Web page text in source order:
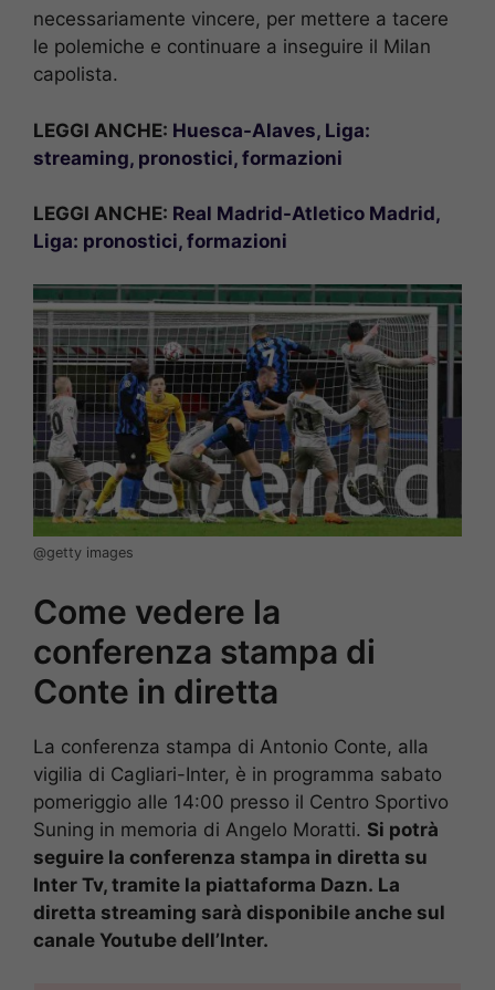
necessariamente vincere, per mettere a tacere
le polemiche e continuare a inseguire il Milan
capolista.
LEGGI ANCHE: Huesca-Alaves, Liga:
streaming, pronostici, formazioni
LEGGI ANCHE: Real Madrid-Atletico Madrid,
Liga: pronostici, formazioni
@getty images
Come vedere la
conferenza stampa di
Conte in diretta
La conferenza stampa di Antonio Conte, alla
vigilia di Cagliari-Inter, è in programma sabato
pomeriggio alle 14:00 presso il Centro Sportivo
Suning in memoria di Angelo Moratti. Si potrà
seguire la conferenza stampa in diretta su
Inter Tv, tramite la piattaforma Dazn. La
diretta streaming sarà disponibile anche sul
canale Youtube dell’Inter.